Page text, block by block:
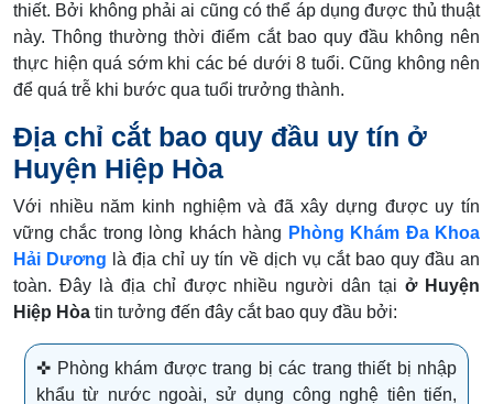
thiết. Bởi không phải ai cũng có thể áp dụng được thủ thuật
này. Thông thường thời điểm cắt bao quy đầu không nên
thực hiện quá sớm khi các bé dưới 8 tuổi. Cũng không nên
để quá trễ khi bước qua tuổi trưởng thành.
Địa chỉ cắt bao quy đầu uy tín ở
Huyện Hiệp Hòa
Với nhiều năm kinh nghiệm và đã xây dựng được uy tín
vững chắc trong lòng khách hàng Phòng Khám Đa Khoa
Hải Dương là địa chỉ uy tín về dịch vụ cắt bao quy đầu an
toàn. Đây là địa chỉ được nhiều người dân tạiở Huyện
Hiệp Hòa tin tưởng đến đây cắt bao quy đầu bởi:
✜ Phòng khám được trang bị các trang thiết bị nhập
khẩu từ nước ngoài, sử dụng công nghệ tiên tiến,